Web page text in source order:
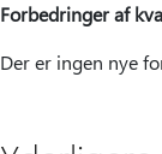
Forbedringer af
Der er ingen nye